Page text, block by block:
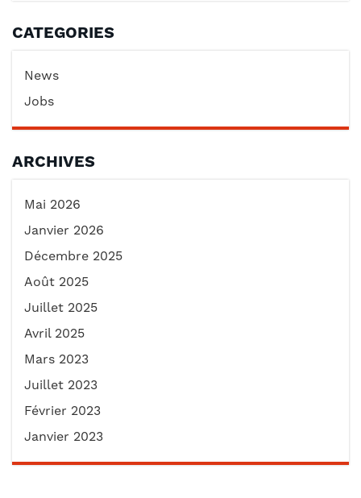
CATEGORIES
News
Jobs
ARCHIVES
Mai 2026
Janvier 2026
Décembre 2025
Août 2025
Juillet 2025
Avril 2025
Mars 2023
Juillet 2023
Février 2023
Janvier 2023